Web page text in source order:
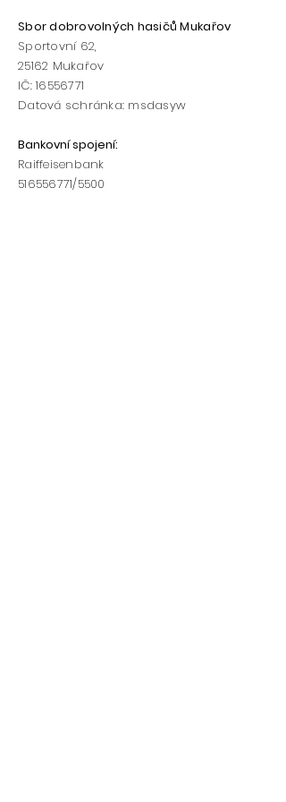
Sbor dobrovolných hasičů Mukařov
Sportovní 62,
25162 Mukařov
IČ:16556771
Datová schránka: msdasyw
Bankovní spojení:
Raiffeisenbank
516556771/5500​​